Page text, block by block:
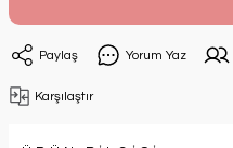
Paylaş Yorum Yaz
Karşılaştır